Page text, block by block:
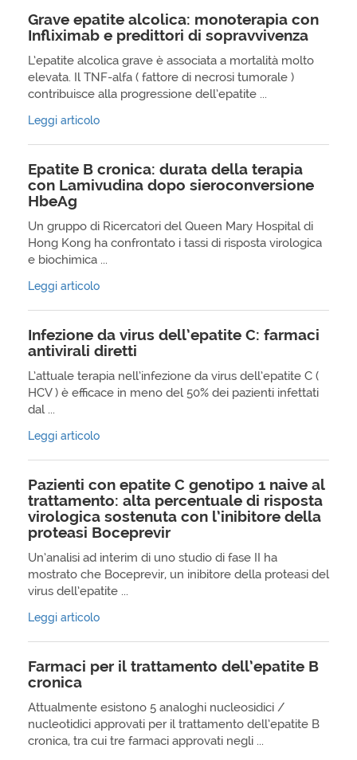
Grave epatite alcolica: monoterapia con
Infliximab e predittori di sopravvivenza
L’epatite alcolica grave è associata a mortalità molto
elevata. Il TNF-alfa ( fattore di necrosi tumorale )
contribuisce alla progressione dell’epatite ...
Leggi articolo
Epatite B cronica: durata della terapia
con Lamivudina dopo sieroconversione
HbeAg
Un gruppo di Ricercatori del Queen Mary Hospital di
Hong Kong ha confrontato i tassi di risposta virologica
e biochimica ...
Leggi articolo
Infezione da virus dell’epatite C: farmaci
antivirali diretti
L’attuale terapia nell’infezione da virus dell’epatite C (
HCV ) è efficace in meno del 50% dei pazienti infettati
dal ...
Leggi articolo
Pazienti con epatite C genotipo 1 naive al
trattamento: alta percentuale di risposta
virologica sostenuta con l’inibitore della
proteasi Boceprevir
Un’analisi ad interim di uno studio di fase II ha
mostrato che Boceprevir, un inibitore della proteasi del
virus dell’epatite ...
Leggi articolo
Farmaci per il trattamento dell’epatite B
cronica
Attualmente esistono 5 analoghi nucleosidici /
nucleotidici approvati per il trattamento dell’epatite B
cronica, tra cui tre farmaci approvati negli ...